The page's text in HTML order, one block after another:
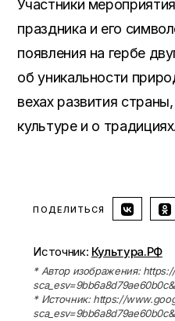
Участники
праздника и его
появления на гербе
об уникальности
вехах развития
культуре и о традициях.
ПОДЕЛИТЬСЯ
Источник: Культура.РФ
* Автор изображения:
* Источник: https://